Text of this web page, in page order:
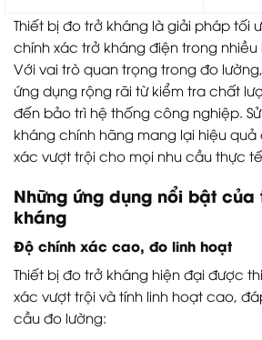
Thiết bị đo trở kháng là giải pháp tối
chính xác trở kháng điện trong
Với vai trò quan trọng trong đo
ứng dụng rộng rãi từ kiểm tra chất
đến bảo trì hệ thống công nghiệp.
kháng chính hãng mang lại hiệu
xác vượt trội cho mọi nhu cầu thực
Những ứng dụng nổi bật
kháng
Độ chính xác cao, đo linh hoạt
Thiết bị đo trở kháng hiện đại được
xác vượt trội và tính linh hoạt cao,
cầu đo lường: